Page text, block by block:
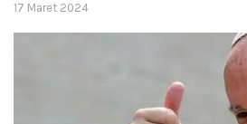
17 Maret 2024